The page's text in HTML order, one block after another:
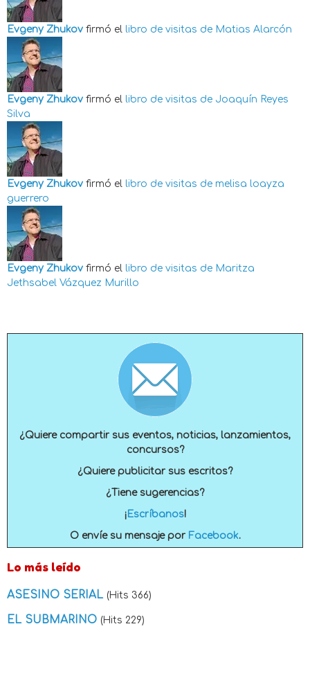
Evgeny Zhukov firmó el libro de visitas de Matias Alarcón
Evgeny Zhukov firmó el libro de visitas de Joaquín Reyes
Silva
Evgeny Zhukov firmó el libro de visitas de melisa loayza
guerrero
Evgeny Zhukov firmó el libro de visitas de Maritza
Jethsabel Vázquez Murillo
¿Quiere compartir sus eventos, noticias, lanzamientos,
concursos?
¿Quiere publicitar sus escritos?
¿Tiene sugerencias?
¡ Escríbanos!
O envíe su mensaje por Facebook.
Lo más leído
ASESINO SERIAL (Hits 366)
EL SUBMARINO (Hits 229)